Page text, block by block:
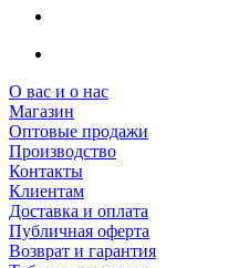
О вас и о нас
Магазин
Оптовые продажи
Производство
Контакты
Клиентам
Доставка и оплата
Публичная оферта
Возврат и гарантия